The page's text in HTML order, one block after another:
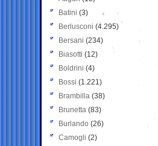
Batini (3)
Berlusconi (4.295)
Bersani (234)
Biasotti (12)
Boldrini (4)
Bossi (1.221)
Brambilla (38)
Brunetta (83)
Burlando (26)
Camogli (2)